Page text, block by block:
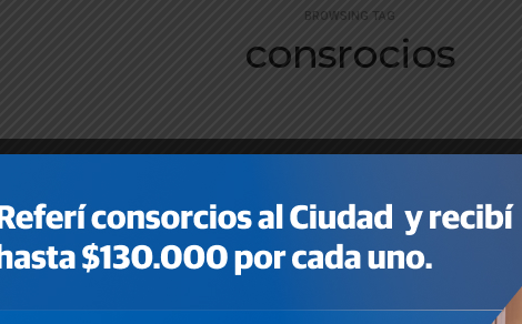
BROWSING TAG
consrocios